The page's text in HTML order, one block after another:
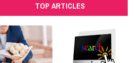
TOP ARTICLES